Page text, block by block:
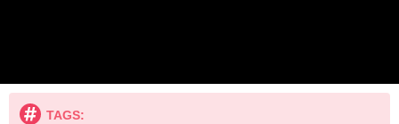
TAGS: